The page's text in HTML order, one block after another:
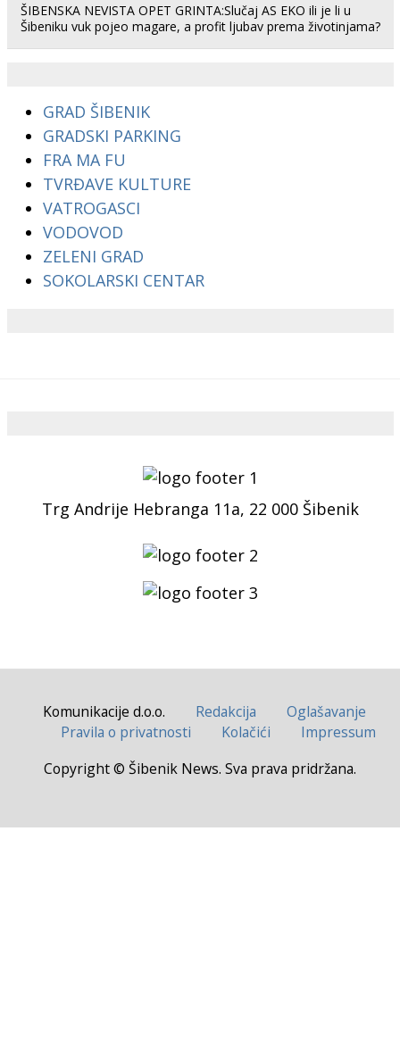
ŠIBENSKA NEVISTA OPET GRINTA:Slučaj AS EKO ili je li u
Šibeniku vuk pojeo magare, a profit ljubav prema životinjama?
GRAD ŠIBENIK
GRADSKI PARKING
FRA MA FU
TVRĐAVE KULTURE
VATROGASCI
VODOVOD
ZELENI GRAD
SOKOLARSKI CENTAR
Trg Andrije Hebranga 11a, 22 000 Šibenik
Komunikacije d.o.o. Redakcija
Oglašavanje
Pravila o privatnosti
Kolačići
Impressum
Copyright © Šibenik News. Sva prava pridržana.